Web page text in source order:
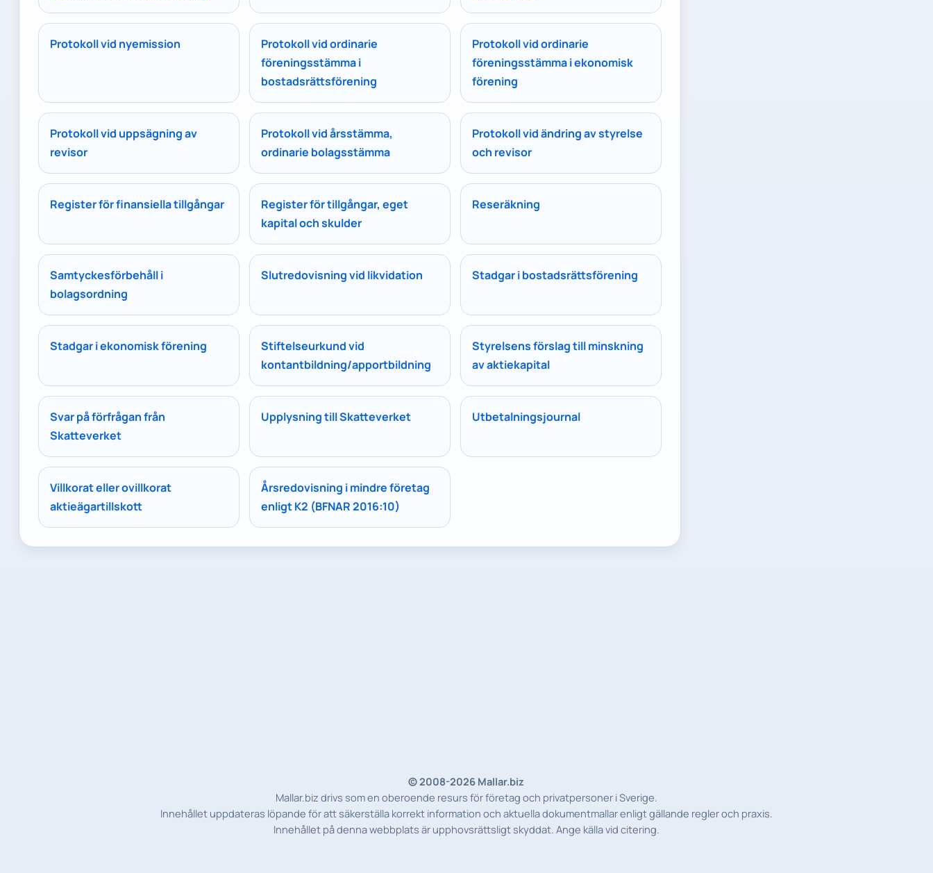
Protokoll vid nyemission
Protokoll vid ordinarie
föreningsstämma i
bostadsrättsförening
Protokoll vid ordinarie
föreningsstämma i ekonomisk
förening
Protokoll vid uppsägning av
revisor
Protokoll vid årsstämma,
ordinarie bolagsstämma
Protokoll vid ändring av styrelse
och revisor
Register för finansiella tillgångar
Register för tillgångar, eget
kapital och skulder
Reseräkning
Samtyckesförbehåll i
bolagsordning
Slutredovisning vid likvidation Stadgar i bostadsrättsförening
Stadgar i ekonomisk förening
Stiftelseurkund vid
kontantbildning/apportbildning
Styrelsens förslag till minskning
av aktiekapital
Svar på förfrågan från
Skatteverket
Upplysning till Skatteverket Utbetalningsjournal
Villkorat eller ovillkorat
aktieägartillskott
Årsredovisning i mindre företag
enligt K2 (BFNAR 2016:10)
© 2008-2026 Mallar.biz
Mallar.biz drivs som en oberoende resurs för företag och privatpersoner i Sverige.
Innehållet uppdateras löpande för att säkerställa korrekt information och aktuella dokumentmallar enligt gällande regler och praxis.
Innehållet på denna webbplats är upphovsrättsligt skyddat. Ange källa vid citering.